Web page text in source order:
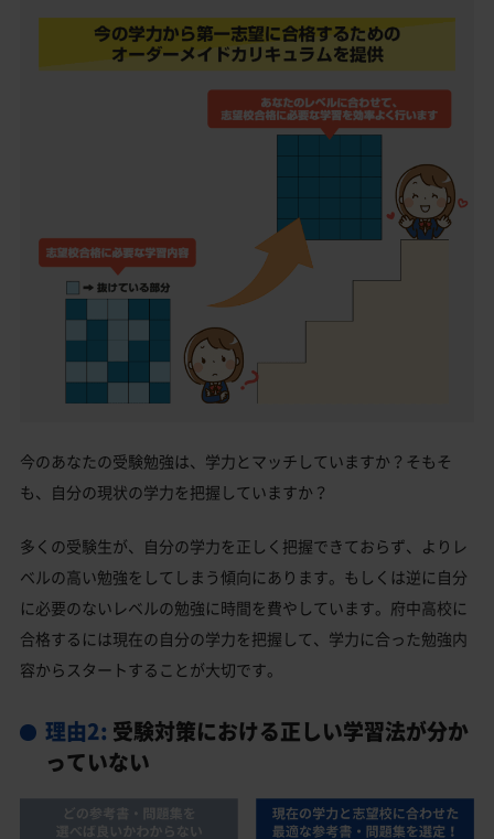
今のあなたの受験勉強は、学力とマッチしていますか？そもそ
も、自分の現状の学力を把握していますか？
多くの受験生が、自分の学力を正しく把握できておらず、よりレ
ベルの高い勉強をしてしまう傾向にあります。もしくは逆に自分
に必要のないレベルの勉強に時間を費やしています。府中高校に
合格するには現在の自分の学力を把握して、学力に合った勉強内
容からスタートすることが大切です。
理由2: 受験対策における正しい学習法が分か
っていない